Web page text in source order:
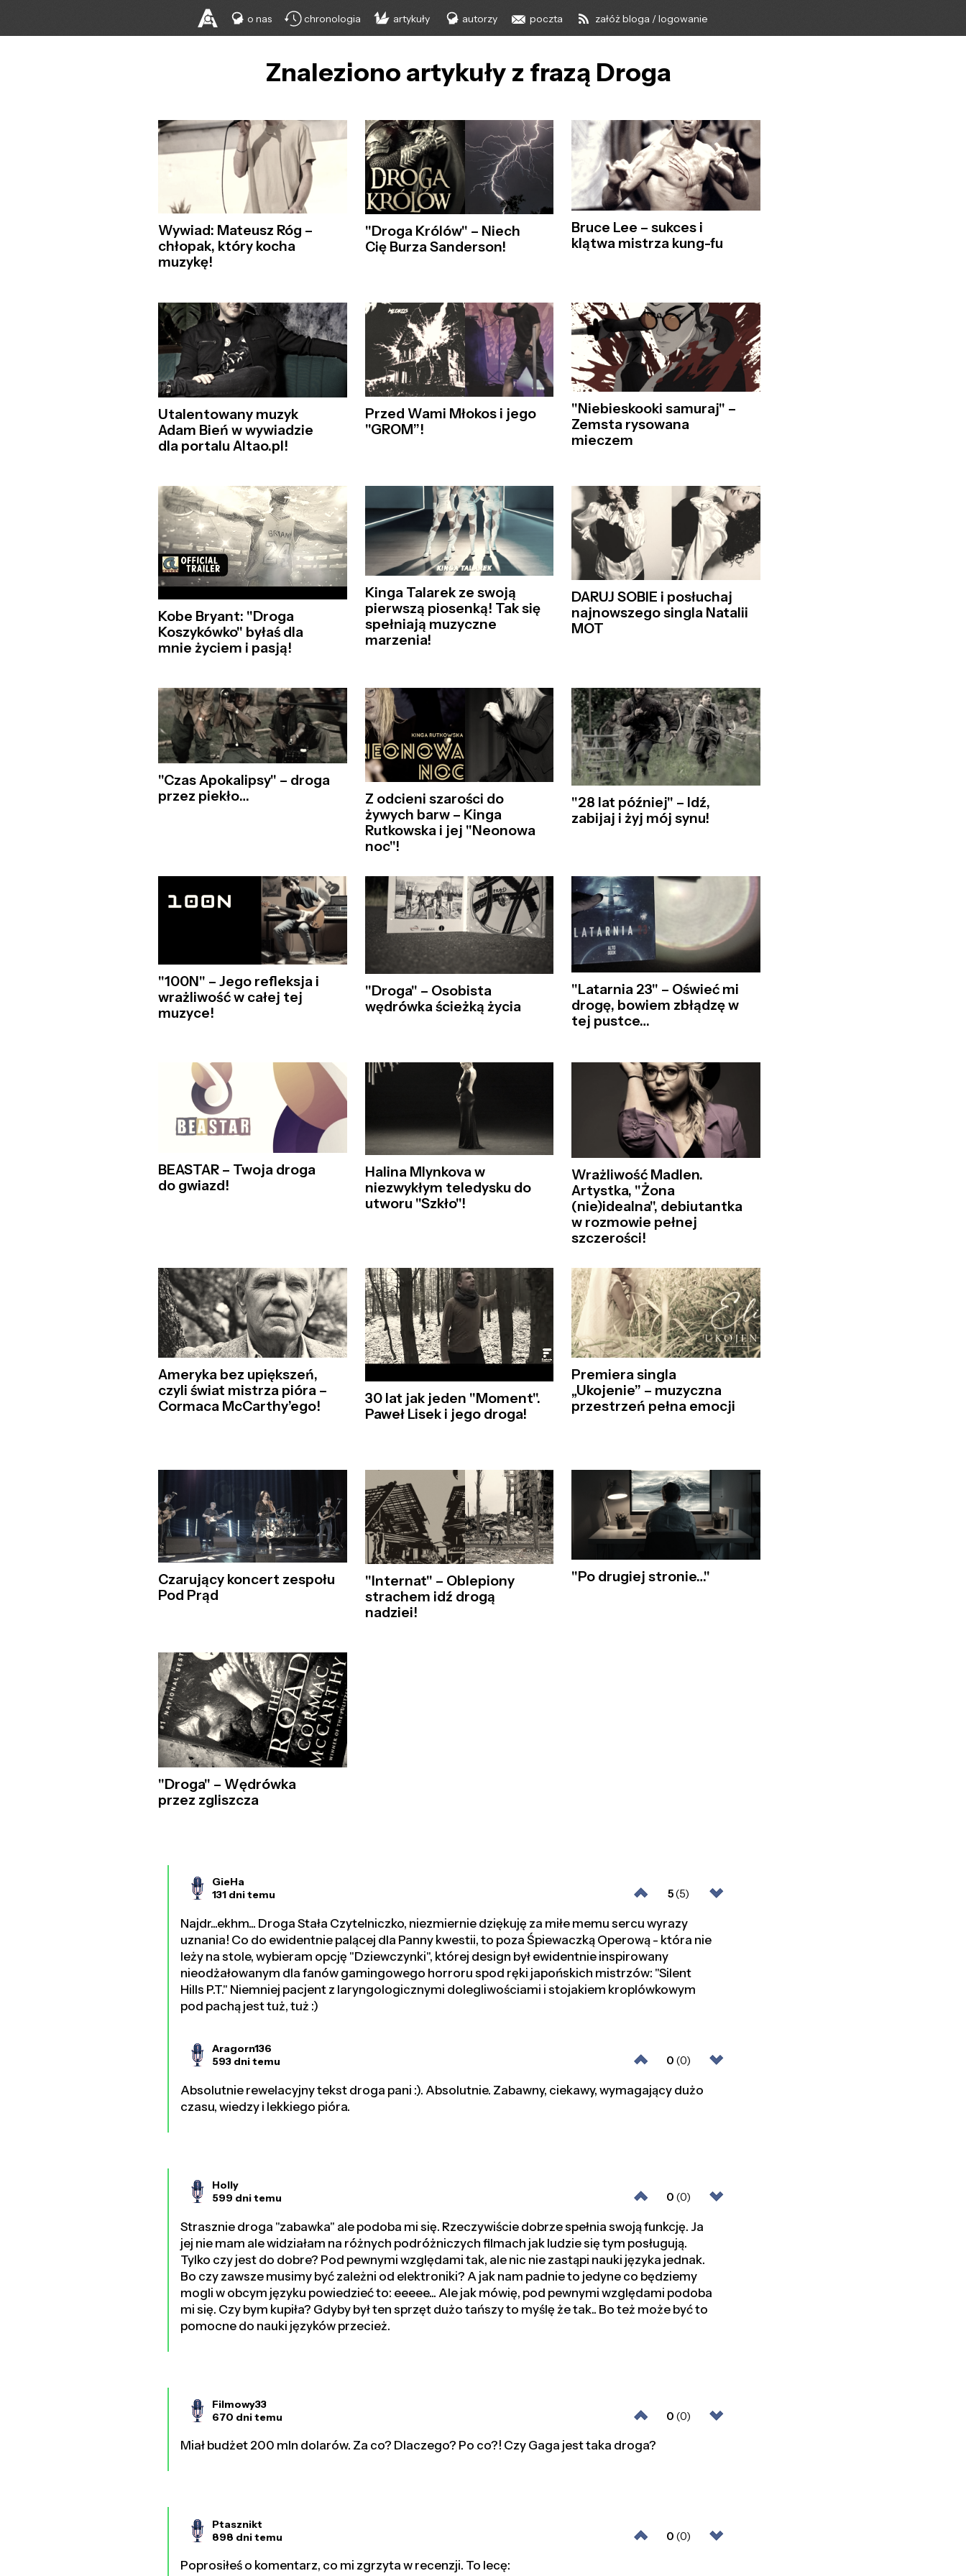
o nas chronologia artykuły autorzy poczta załóż bloga / logowanie
Znaleziono artykuły z frazą Droga
Wywiad: Mateusz Róg –
chłopak, który kocha
muzykę!
"Droga Królów" – Niech
Cię Burza Sanderson!
Bruce Lee – sukces i
klątwa mistrza kung-fu
Utalentowany muzyk
Adam Bień w wywiadzie
dla portalu Altao.pl!
Przed Wami Młokos i jego
"GROM”!
"Niebieskooki samuraj" –
Zemsta rysowana
mieczem
Kobe Bryant: "Droga
Koszykówko" byłaś dla
mnie życiem i pasją!
Kinga Talarek ze swoją
pierwszą piosenką! Tak się
spełniają muzyczne
marzenia!
DARUJ SOBIE i posłuchaj
najnowszego singla Natalii
MOT
"Czas Apokalipsy" – droga
przez piekło…
Z odcieni szarości do
żywych barw – Kinga
Rutkowska i jej "Neonowa
noc"!
"28 lat później" – Idź,
zabijaj i żyj mój synu!
"100N" – Jego refleksja i
wrażliwość w całej tej
muzyce!
"Droga" – Osobista
wędrówka ścieżką życia
"Latarnia 23" – Oświeć mi
drogę, bowiem zbłądzę w
tej pustce…
BEASTAR – Twoja droga
do gwiazd!
Halina Mlynkova w
niezwykłym teledysku do
utworu "Szkło"!
Wrażliwość Madlen.
Artystka, "Żona
(nie)idealna", debiutantka
w rozmowie pełnej
szczerości!
Ameryka bez upiększeń,
czyli świat mistrza pióra –
Cormaca McCarthy’ego!
30 lat jak jeden "Moment".
Paweł Lisek i jego droga!
Premiera singla
„Ukojenie” – muzyczna
przestrzeń pełna emocji
Czarujący koncert zespołu
Pod Prąd
"Internat" – Oblepiony
strachem idź drogą
nadziei!
"Po drugiej stronie…"
"Droga" – Wędrówka
przez zgliszcza
5(5)
GieHa
131 dni temu
Najdr...ekhm... Droga Stała Czytelniczko, niezmiernie dziękuję za miłe memu sercu wyrazy
uznania! Co do ewidentnie palącej dla Panny kwestii, to poza Śpiewaczką Operową - która nie
leży na stole, wybieram opcję "Dziewczynki", której design był ewidentnie inspirowany
nieodżałowanym dla fanów gamingowego horroru spod ręki japońskich mistrzów: "Silent
Hills P.T." Niemniej pacjent z laryngologicznymi dolegliwościami i stojakiem kroplówkowym
pod pachą jest tuż, tuż :)
0 (0)
Aragorn136
593 dni temu
Absolutnie rewelacyjny tekst droga pani :). Absolutnie. Zabawny, ciekawy, wymagający dużo
czasu, wiedzy i lekkiego pióra.
0 (0)
Holly
599 dni temu
Strasznie droga "zabawka" ale podoba mi się. Rzeczywiście dobrze spełnia swoją funkcję. Ja
jej nie mam ale widziałam na różnych podróżniczych filmach jak ludzie się tym posługują.
Tylko czy jest do dobre? Pod pewnymi względami tak, ale nic nie zastąpi nauki języka jednak.
Bo czy zawsze musimy być zależni od elektroniki? A jak nam padnie to jedyne co będziemy
mogli w obcym języku powiedzieć to: eeeee... Ale jak mówię, pod pewnymi względami podoba
mi się. Czy bym kupiła? Gdyby był ten sprzęt dużo tańszy to myślę że tak.. Bo też może być to
pomocne do nauki języków przecież.
0 (0)
Filmowy33
670 dni temu
Miał budżet 200 mln dolarów. Za co? Dlaczego? Po co?! Czy Gaga jest taka droga?
0 (0)
Ptasznikt
898 dni temu
Poprosiłeś o komentarz, co mi zgrzyta w recenzji. To lecę: